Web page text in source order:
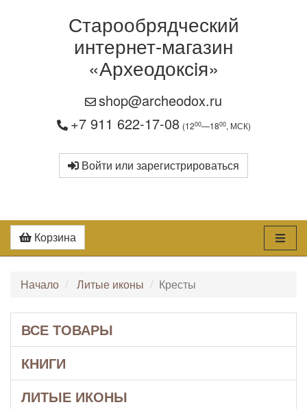
Старообрядческий
интернет-магазин
«Археодоксiя»
shop@archeodox.ru
+7 911 622-17-08 (1200—1800, МСК)
Войти или зарегистрироваться
Корзина
Начало Литые иконы Кресты
ВСЕ ТОВАРЫ
КНИГИ
ЛИТЫЕ ИКОНЫ